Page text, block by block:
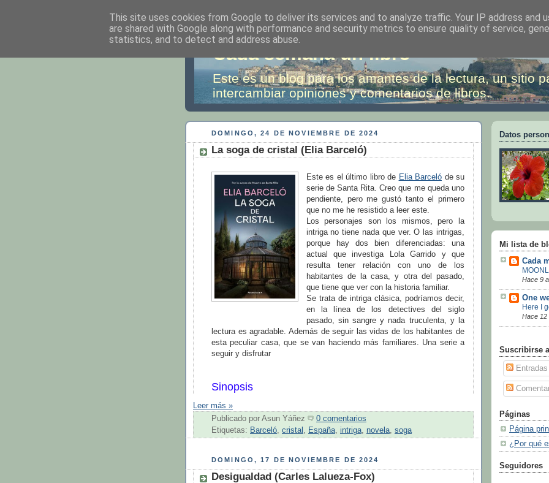
Cada semana un libro
Este es un blog para los amantes de la lectura, un sitio
intercambiar opiniones y comentarios de libros.
DOMINGO, 24 DE NOVIEMBRE DE 2024
La soga de cristal (Elia Barceló)
Este es el último libro de Elia Barceló de su
serie de Santa Rita. Creo que me queda uno
pendiente, pero me gustó tanto el primero
que no me he resistido a leer este.
Los personajes son los mismos, pero la
intriga no tiene nada que ver. O las intrigas,
porque hay dos bien diferenciadas: una
actual que investiga Lola Garrido y que
resulta tener relación con uno de los
habitantes de la casa, y otra del pasado,
que tiene que ver con la historia familiar.
Se trata de intriga clásica, podríamos decir,
en la línea de los detectives del siglo
pasado, sin sangre y nada truculenta, y la
lectura es agradable. Además de seguir las vidas de los habitantes de
esta peculiar casa, que se van haciendo más familiares. Una serie a
seguir y disfrutar
Sinopsis
Leer más »
Publicado por Asun Yáñez
0 comentarios
Etiquetas: Barceló cristal España intriga novela soga
DOMINGO, 17 DE NOVIEMBRE DE 2024
Desigualdad (Carles Lalueza-Fox)
Datos
Mi lista de
Cada
Hace 9
One
Here I
Hace 12
Suscribirse a
Entradas
Páginas
Página
¿Por qué
Seguidores
This site uses cookies from Google to deliver its services and to analyze traffic. Your IP address and
are shared with Google along with performance and security metrics to ensure quality of service,
statistics, and to detect and address abuse.